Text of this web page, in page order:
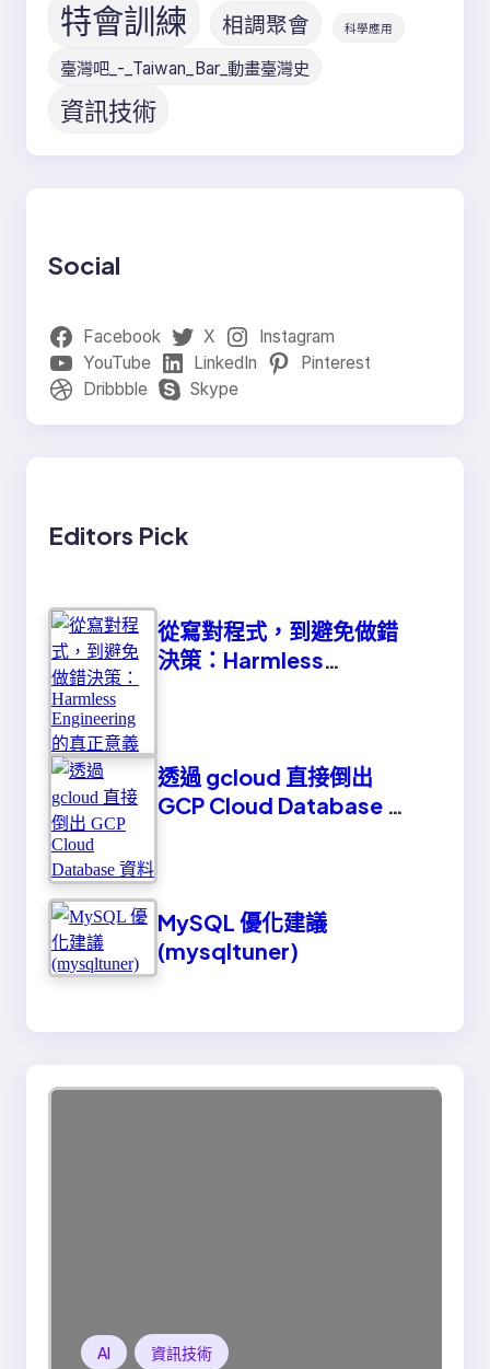
特會訓練 相調聚會 科學應用
臺灣吧_-_Taiwan_Bar_動畫臺灣史
資訊技術
Social
Facebook X
Instagram
YouTube
LinkedIn
Pinterest
Dribbble
Skype
Editors Pick
從寫對程式，到避免做錯
決策：Harmless
透過 gcloud 直接倒出
GCP Cloud Database 資
MySQL 優化建議
(mysqltuner)
AI 資訊技術